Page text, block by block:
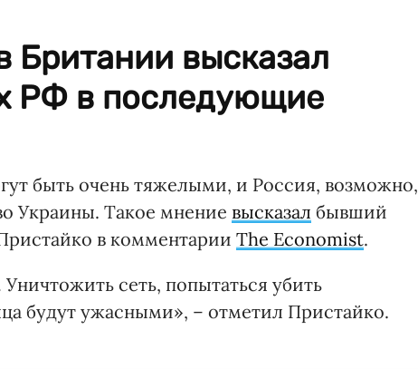
Британии высказал
РФ в последующие
быть очень тяжелыми, и Россия, возможно,
Украины. Такое мнение высказал бывший
в комментарии The Economist.
сеть, попытаться убить
будут ужасными», – отметил Пристайко.